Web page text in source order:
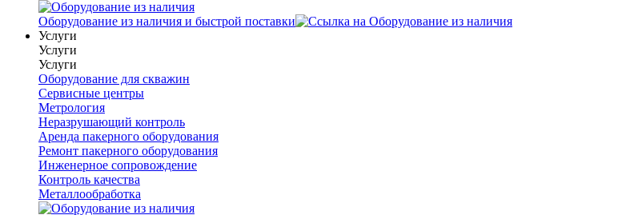
Оборудование из наличия и быстрой поставки
Услуги
Услуги
Услуги
Оборудование для скважин
Сервисные центры
Метрология
Неразрушающий контроль
Аренда пакерного оборудования
Ремонт пакерного оборудования
Инженерное сопровождение
Контроль качества
Металлообработка